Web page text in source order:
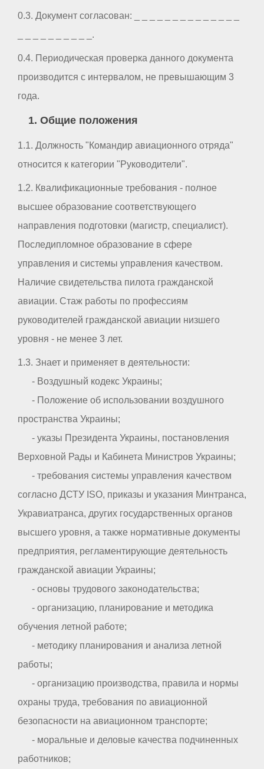
0.3. Документ согласован: _ _ _ _ _ _ _ _ _ _ _ _ _ _
_ _ _ _ _ _ _ _ _ _.
0.4. Периодическая проверка данного документа
производится с интервалом, не превышающим 3
года.
1. Общие положения
1.1. Должность "Командир авиационного отряда"
относится к категории "Руководители".
1.2. Квалификационные требования - полное
высшее образование соответствующего
направления подготовки (магистр, специалист).
Последипломное образование в сфере
управления и системы управления качеством.
Наличие свидетельства пилота гражданской
авиации. Стаж работы по профессиям
руководителей гражданской авиации низшего
уровня - не менее 3 лет.
1.3. Знает и применяет в деятельности:
- Воздушный кодекс Украины;
- Положение об использовании воздушного
пространства Украины;
- указы Президента Украины, постановления
Верховной Рады и Кабинета Министров Украины;
- требования системы управления качеством
согласно ДСТУ ISO, приказы и указания Минтранса,
Укравиатранса, других государственных органов
высшего уровня, а также нормативные документы
предприятия, регламентирующие деятельность
гражданской авиации Украины;
- основы трудового законодательства;
- организацию, планирование и методика
обучения летной работе;
- методику планирования и анализа летной
работы;
- организацию производства, правила и нормы
охраны труда, требования по авиационной
безопасности на авиационном транспорте;
- моральные и деловые качества подчиненных
работников;